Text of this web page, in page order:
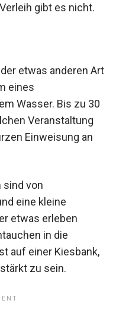
gibt es nicht.
etwas anderen Art
eines
Wasser. Bis zu 30
Veranstaltung
Einweisung an
sind von
eine kleine
etwas erleben
in die
auf einer Kiesbank,
zu sein.